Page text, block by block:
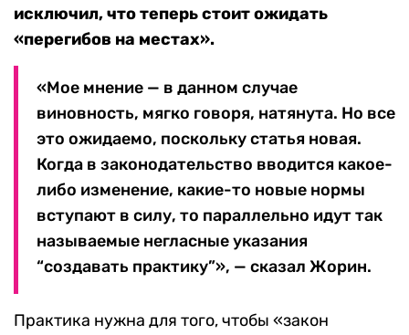
исключил, что теперь стоит ожидать
«перегибов на местах».
«Мое мнение — в данном случае
виновность, мягко говоря, натянута. Но все
это ожидаемо, поскольку статья новая.
Когда в законодательство вводится какое-
либо изменение, какие-то новые нормы
вступают в силу, то параллельно идут так
называемые негласные указания
“создавать практику”», — сказал Жорин.
Практика нужна для того, чтобы «закон